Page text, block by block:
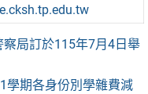
察局訂於115年7月4日舉
學期各身份別學雜費減